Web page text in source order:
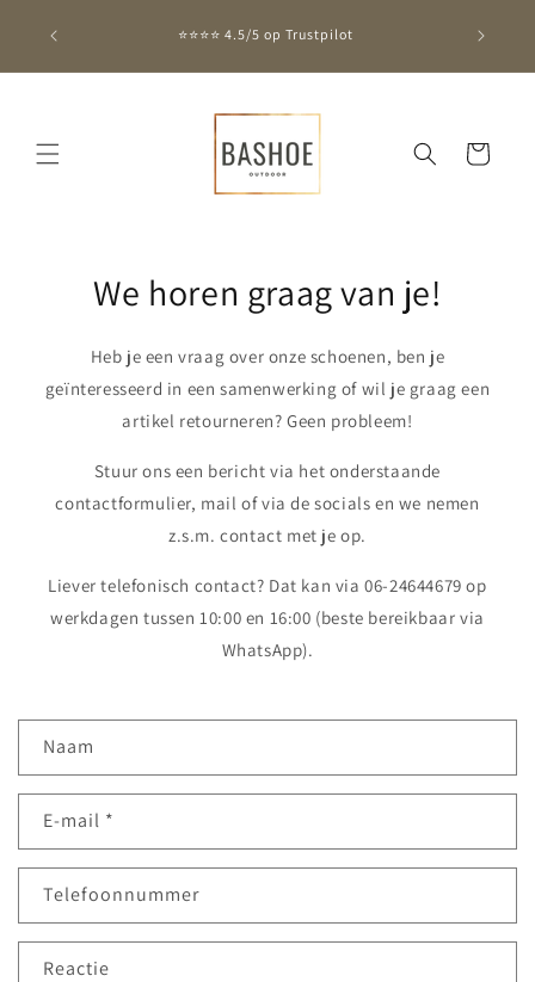
naar de
content
⭐⭐⭐⭐ 4.5/5 op Trustpilot
Winkelwagen
We horen graag van je!
Heb je een vraag over onze schoenen, ben je
geïnteresseerd in een samenwerking of wil je graag een
artikel retourneren? Geen probleem!
Stuur ons een bericht via het onderstaande
contactformulier, mail of via de socials en we nemen
z.s.m. contact met je op.
Liever telefonisch contact? Dat kan via 06-24644679 op
werkdagen tussen 10:00 en 16:00 (beste bereikbaar via
WhatsApp).
n
a
t
f
Naam
E‑mail *
Telefoonnummer
Reactie